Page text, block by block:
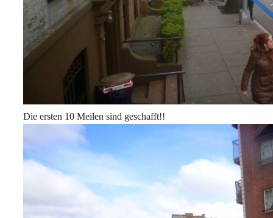
Die ersten 10 Meilen sind geschafft!!